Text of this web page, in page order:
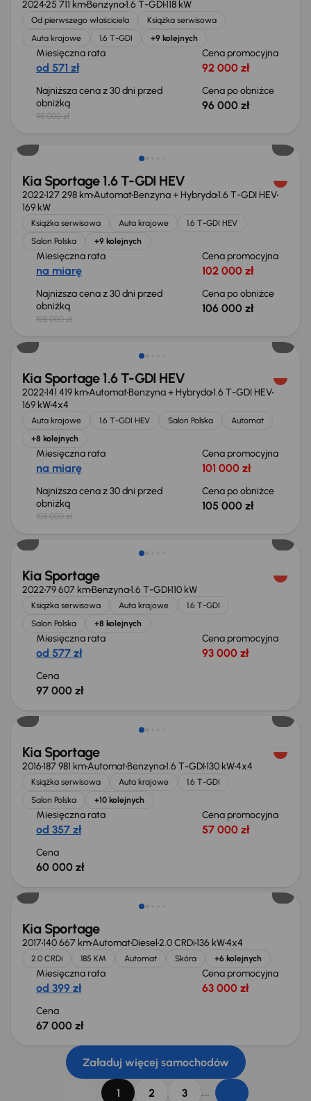
202425 711 kmBenzyna1.6 T-GDI118 kW
Od pierwszego właściciela
Książka serwisowa
Auta krajowe
1.6 T-GDI +9 kolejnych
Miesięczna rata
od 571 zł
Cena promocyjna
92 000 zł
Najniższa cena z 30 dni przed
obniżką
98 000 zł
Cena po obniżce
96 000 zł
Kia Sportage 1.6 T-GDI HEV
2022127 298 kmAutomatBenzyna + Hybryda1.6 T-GDI HEV
169 kW
Książka serwisowa Auta krajowe
1.6 T-GDI HEV
Salon Polska
+9 kolejnych
Miesięczna rata
na miarę
Cena promocyjna
102 000 zł
Najniższa cena z 30 dni przed
obniżką
108 000 zł
Cena po obniżce
106 000 zł
Taniej o 3 000 zł
Kia Sportage 1.6 T-GDI HEV
2022141 419 kmAutomatBenzyna + Hybryda1.6 T-GDI HEV
169 kW4x4
Auta krajowe 1.6 T-GDI HEV Salon Polska
Automat
+8 kolejnych
Miesięczna rata
na miarę
Cena promocyjna
101 000 zł
Najniższa cena z 30 dni przed
obniżką
108 000 zł
Cena po obniżce
105 000 zł
Kia Sportage
202279 607 kmBenzyna1.6 T-GDI110 kW
Książka serwisowa Auta krajowe
1.6 T-GDI
Salon Polska
+8 kolejnych
Miesięczna rata
od 577 zł
Cena promocyjna
93 000 zł
Cena
97 000 zł
Kia Sportage
2016187 981 kmAutomatBenzyna1.6 T-GDI130 kW4x4
Książka serwisowa Auta krajowe
1.6 T-GDI
Salon Polska
+10 kolejnych
Miesięczna rata
od 357 zł
Cena promocyjna
57 000 zł
Cena
60 000 zł
Świeżo skupione
Kia Sportage
2017140 667 kmAutomatDiesel2.0 CRDi136 kW4x4
2.0 CRDi 185 KM Automat Skóra +6 kolejnych
Miesięczna rata
od 399 zł
Cena promocyjna
63 000 zł
Cena
67 000 zł
Załaduj więcej samochodów
1 2 3 ...